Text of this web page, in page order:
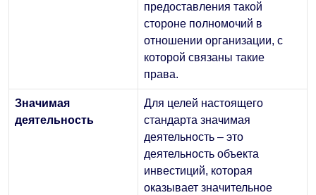
предоставления такой
стороне полномочий в
отношении организации, с
которой связаны такие
права.
Значимая
деятельность
Для целей настоящего
стандарта значимая
деятельность – это
деятельность объекта
инвестиций, которая
оказывает значительное